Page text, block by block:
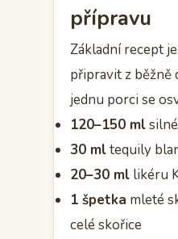
přípravu
Základní recept
připravit z běžně
jednu porci se
120–150 ml
30 mltequily
20–30 ml likéru
1 špetka mleté
celé skořice